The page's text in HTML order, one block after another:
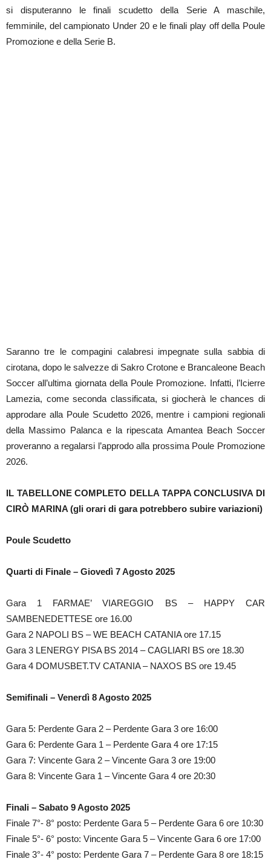
si disputeranno le finali scudetto della Serie A maschile,
femminile, del campionato Under 20 e le finali play off della Poule
Promozione e della Serie B.
Saranno tre le compagini calabresi impegnate sulla sabbia di
cirotana, dopo le salvezze di Sakro Crotone e Brancaleone Beach
Soccer all’ultima giornata della Poule Promozione. Infatti, l’Icierre
Lamezia, come seconda classificata, si giocherà le chances di
approdare alla Poule Scudetto 2026, mentre i campioni regionali
della Massimo Palanca e la ripescata Amantea Beach Soccer
proveranno a regalarsi l’approdo alla prossima Poule Promozione
2026.
IL TABELLONE COMPLETO DELLA TAPPA CONCLUSIVA DI
CIRÒ MARINA (gli orari di gara potrebbero subire variazioni)
Poule Scudetto
Quarti di Finale – Giovedì 7 Agosto 2025
Gara 1 FARMAE’ VIAREGGIO BS – HAPPY CAR
SAMBENEDETTESE ore 16.00
Gara 2 NAPOLI BS – WE BEACH CATANIA ore 17.15
Gara 3 LENERGY PISA BS 2014 – CAGLIARI BS ore 18.30
Gara 4 DOMUSBET.TV CATANIA – NAXOS BS ore 19.45
Semifinali – Venerdì 8 Agosto 2025
Gara 5: Perdente Gara 2 – Perdente Gara 3 ore 16:00
Gara 6: Perdente Gara 1 – Perdente Gara 4 ore 17:15
Gara 7: Vincente Gara 2 – Vincente Gara 3 ore 19:00
Gara 8: Vincente Gara 1 – Vincente Gara 4 ore 20:30
Finali – Sabato 9 Agosto 2025
Finale 7°- 8° posto: Perdente Gara 5 – Perdente Gara 6 ore 10:30
Finale 5°- 6° posto: Vincente Gara 5 – Vincente Gara 6 ore 17:00
Finale 3°- 4° posto: Perdente Gara 7 – Perdente Gara 8 ore 18:15